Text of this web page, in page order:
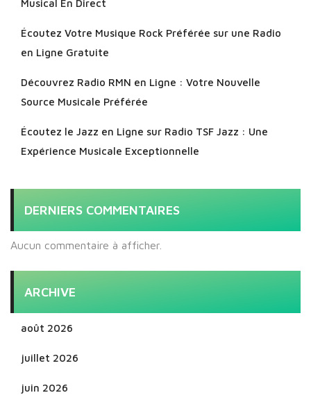
Musical En Direct
Écoutez Votre Musique Rock Préférée sur une Radio
en Ligne Gratuite
Découvrez Radio RMN en Ligne : Votre Nouvelle
Source Musicale Préférée
Écoutez le Jazz en Ligne sur Radio TSF Jazz : Une
Expérience Musicale Exceptionnelle
DERNIERS COMMENTAIRES
Aucun commentaire à afficher.
ARCHIVE
août 2026
juillet 2026
juin 2026